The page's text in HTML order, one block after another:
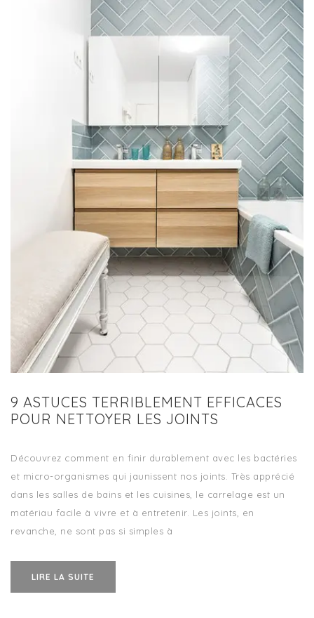
9 ASTUCES TERRIBLEMENT EFFICACES
POUR NETTOYER LES JOINTS
Découvrez comment en finir durablement avec les bactéries
et micro-organismes qui jaunissent nos joints. Très apprécié
dans les salles de bains et les cuisines, le carrelage est un
matériau facile à vivre et à entretenir. Les joints, en
revanche, ne sont pas si simples à
LIRE LA SUITE